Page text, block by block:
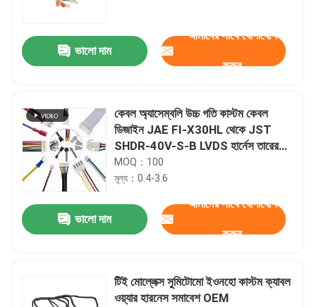
ভালো দাম
আমাদের সাথে যোগাযোগ
করুন
কেবল অ্যাসেম্বলি উচ্চ গতি কাস্টম কেবল
ডিজাইন JAE FI-X30HL থেকে JST
SHDR-40V-S-B LVDS হার্নেস তারের
জোতা প্রস্তুতকারক
MOQ：100
মূল্য：0.4-3.6
ভালো দাম
আমাদের সাথে যোগাযোগ
করুন
টিই মোল্লেক্স সুমিটোমো ইওনহো কাস্টম ক্যাবল
ওয়্যার হারনেস সমাবেশ OEM